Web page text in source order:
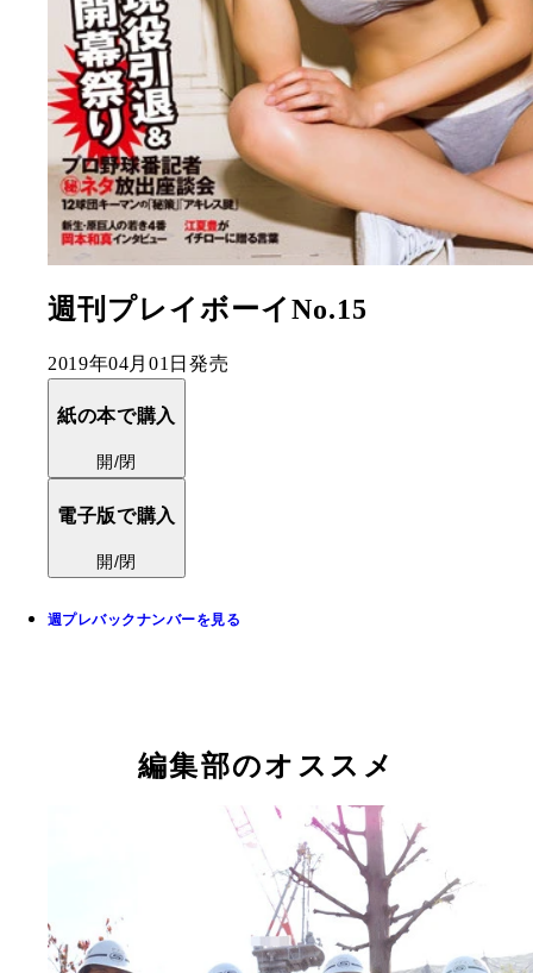
週刊プレイボーイNo.15
2019年04月01日発売
紙の本で購入
開/閉
電子版で購入
開/閉
週プレバックナンバーを見る
編集部のオススメ